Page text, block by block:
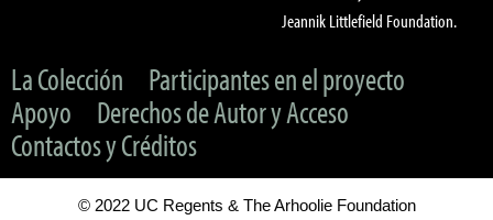
Jeannik Littlefield Foundation.
La Colección
Participantes en el proyecto
Apoyo
Derechos de Autor y Acceso
Contactos y Créditos
© 2022 UC Regents & The Arhoolie Foundation